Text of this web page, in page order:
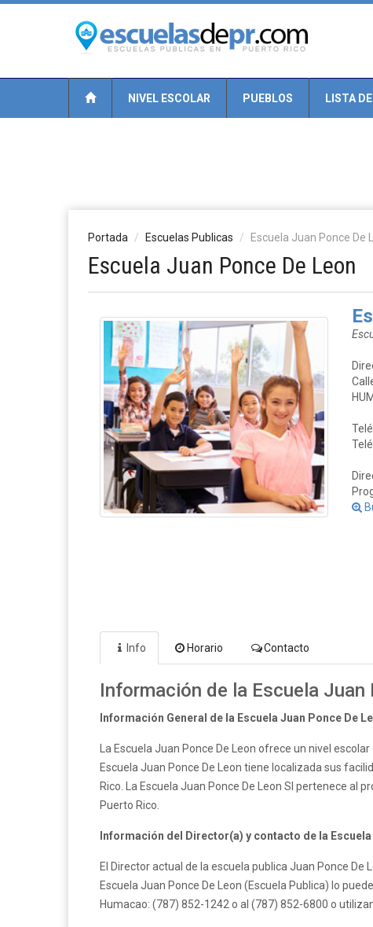
NIVEL ESCOLAR PUEBLOS LISTA
Portada Escuelas Publicas Escuela Juan Ponce De
Escuela Juan Ponce De Leon
Info Horario Contacto
Información de la Escuela Juan
Información General de la Escuela Juan Ponce De
La Escuela Juan Ponce De Leon ofrece un nivel
Escuela Juan Ponce De Leon tiene localizada sus
Rico. La Escuela Juan Ponce De Leon SI pertenece al
Puerto Rico.
Información del Director(a) y contacto de la Escuela
El Director actual de la escuela publica Juan Ponce De
Escuela Juan Ponce De Leon (Escuela Publica) lo
Humacao: (787) 852-1242 o al (787) 852-6800 o